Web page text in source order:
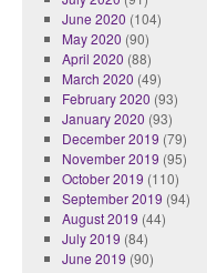
June 2020 (104)
May 2020 (90)
April 2020 (88)
March 2020 (49)
February 2020 (93)
January 2020 (93)
December 2019 (79)
November 2019 (95)
October 2019 (110)
September 2019 (94)
August 2019 (44)
July 2019 (84)
June 2019 (90)